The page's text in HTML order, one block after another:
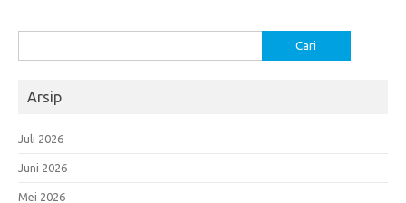
untuk:
Arsip
Juli 2026
Juni 2026
Mei 2026